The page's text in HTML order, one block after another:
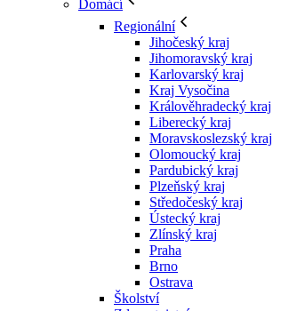
Domácí
Regionální
Jihočeský kraj
Jihomoravský kraj
Karlovarský kraj
Kraj Vysočina
Králověhradecký kraj
Liberecký kraj
Moravskoslezský kraj
Olomoucký kraj
Pardubický kraj
Plzeňský kraj
Středočeský kraj
Ústecký kraj
Zlínský kraj
Praha
Brno
Ostrava
Školství